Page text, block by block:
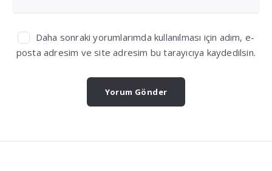
Daha sonraki yorumlarımda kullanılması için adım, e-
posta adresim ve site adresim bu tarayıcıya kaydedilsin.